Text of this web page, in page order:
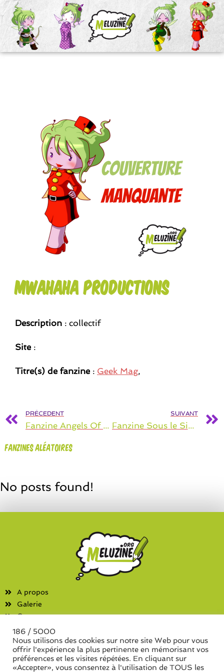
MWAHAHA productions
Description : collectif
Site :
Titre(s) de fanzine : Geek Mag,
PRÉCEDENT
Fanzine Angels Of Darkness
SUIVANT
Fanzine Sous le Signe des Samouraïs
Fanzines aléatoires
No posts found!
A propos
Galerie
Contact
Fanzines
Liste des associations
Liste des séries de fanzine
186 / 5000
Nous utilisons des cookies sur notre site Web pour vous
offrir l'expérience la plus pertinente en mémorisant vos
préférences et les visites répétées. En cliquant sur
«Accepter», vous consentez à l'utilisation de TOUS les